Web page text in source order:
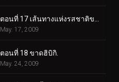
May. 17, 2009
ตอนที่ 18 ขาดฮิบิกิ.
May. 24, 2009